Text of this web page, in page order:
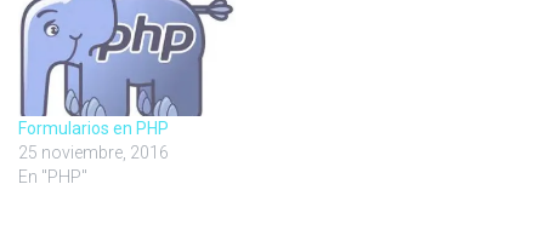
que ir a la página en donde
se encuentre almacenado
dicho sistema, iniciar
sesión, y generar el…
Formularios en PHP
25 noviembre, 2016
En "PHP"